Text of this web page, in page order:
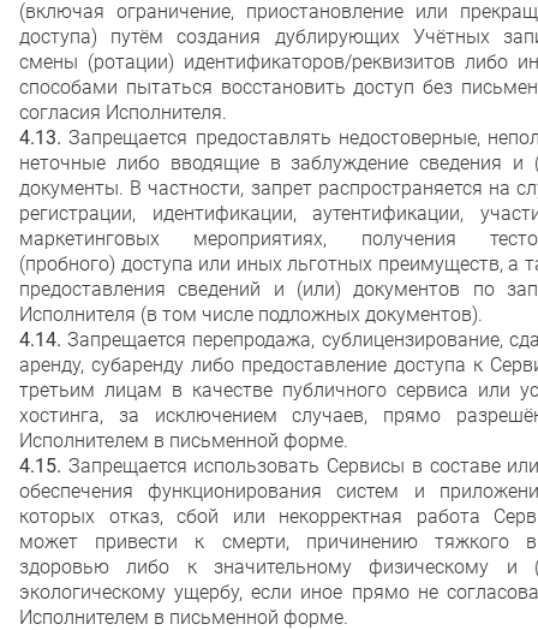
(включая ограничение, приостановление или
доступа) путём создания дублирующих Учётных
смены (ротации) идентификаторов/реквизитов либо
способами пытаться восстановить доступ без
согласия Исполнителя.
4.13. Запрещается предоставлять недостоверные,
неточные либо вводящие в заблуждение сведения и
документы. В частности, запрет распространяется на
регистрации, идентификации, аутентификации,
маркетинговых мероприятиях, получения
(пробного) доступа или иных льготных преимуществ, а
предоставления сведений и (или) документов по
Исполнителя (в том числе подложных документов).
4.14.Запрещается перепродажа, сублицензирование,
аренду, субаренду либо предоставление доступа к
третьим лицам в качестве публичного сервиса или
хостинга, за исключением случаев, прямо
Исполнителем в письменной форме.
4.15. Запрещается использовать Сервисы в составе
обеспечения функционирования систем и
которых отказ, сбой или некорректная работа
может привести к смерти, причинению тяжкого
здоровью либо к значительному физическому и
экологическому ущербу, если иное прямо не
Исполнителем в письменной форме.